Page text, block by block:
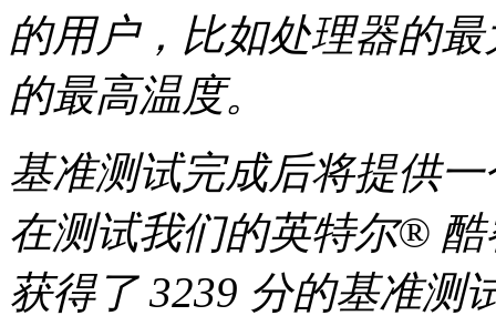
的用户，比如处理器的
的最高温度。
基准测试完成后将提供
在测试我们的英特尔®
获得了 3239 分的基准测